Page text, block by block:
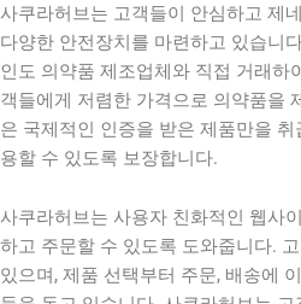
사쿠라허브는 고객들이 안심하고 제
다양한 안전장치를 마련하고 있습니
인도 의약품 제조업체와 직접 거래하
객들에게 저렴한 가격으로 의약품을
은 국제적인 인증을 받은 제품만을
용할 수 있도록 보장합니다.
사쿠라허브는 사용자 친화적인 웹사
하고 주문할 수 있도록 도와줍니다.
있으며, 제품 선택부터 주문, 배송에